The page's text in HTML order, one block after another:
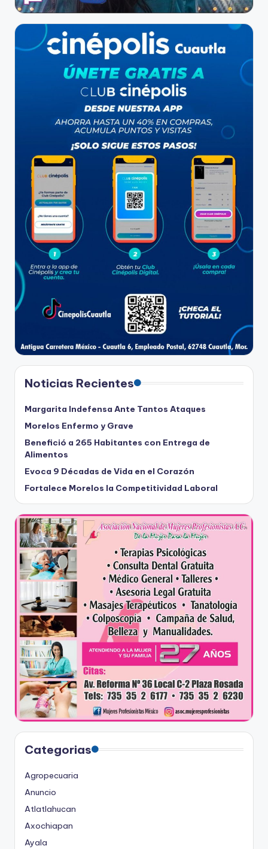
Noticias Recientes
Margarita Indefensa Ante Tantos Ataques
Morelos Enfermo y Grave
Benefició a 265 Habitantes con Entrega de
Alimentos
Evoca 9 Décadas de Vida en el Corazón
Fortalece Morelos la Competitividad Laboral
Categorias
Agropecuaria
Anuncio
Atlatlahucan
Axochiapan
Ayala